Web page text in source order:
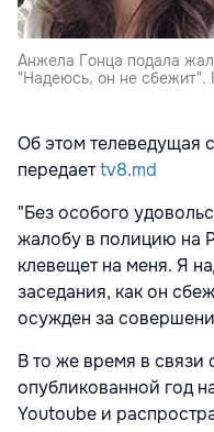
Анжела Гонца подала
"Надеюсь, он не сбежит".
Об этом телеведущая
передаетtv8.md
"Без особого
жалобу в полицию на
клевещет на меня. Я
заседания, как он
осужден за
В то же время в
опубликованной год
Youtoube и